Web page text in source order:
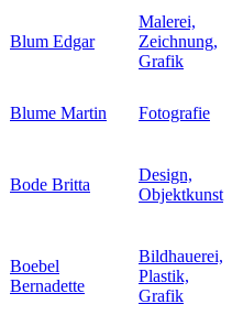
Blum Edgar
Malerei,
Zeichnung,
Grafik
Blume Martin Fotografie
Bode Britta
Design,
Objektkunst
Boebel
Bernadette
Bildhauerei,
Plastik,
Grafik